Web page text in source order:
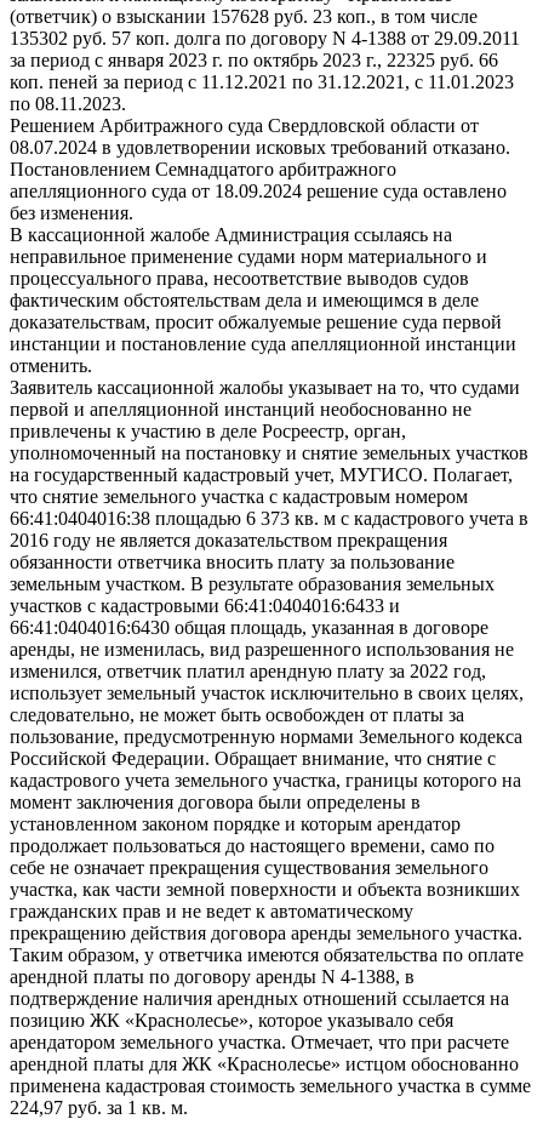
(ответчик) о взыскании 157628 руб. 23 коп., в том числе
135302 руб. 57 коп. долга по договору N 4-1388 от 29.09.2011
за период с января 2023 г. по октябрь 2023 г., 22325 руб. 66
коп. пеней за период с 11.12.2021 по 31.12.2021, с 11.01.2023
по 08.11.2023.
Решением Арбитражного суда Свердловской области от
08.07.2024 в удовлетворении исковых требований отказано.
Постановлением Семнадцатого арбитражного
апелляционного суда от 18.09.2024 решение суда оставлено
без изменения.
В кассационной жалобе Администрация ссылаясь на
неправильное применение судами норм материального и
процессуального права, несоответствие выводов судов
фактическим обстоятельствам дела и имеющимся в деле
доказательствам, просит обжалуемые решение суда первой
инстанции и постановление суда апелляционной инстанции
отменить.
Заявитель кассационной жалобы указывает на то, что судами
первой и апелляционной инстанций необоснованно не
привлечены к участию в деле Росреестр, орган,
уполномоченный на постановку и снятие земельных участков
на государственный кадастровый учет, МУГИСО. Полагает,
что снятие земельного участка с кадастровым номером
66:41:0404016:38 площадью 6 373 кв. м с кадастрового учета в
2016 году не является доказательством прекращения
обязанности ответчика вносить плату за пользование
земельным участком. В результате образования земельных
участков с кадастровыми 66:41:0404016:6433 и
66:41:0404016:6430 общая площадь, указанная в договоре
аренды, не изменилась, вид разрешенного использования не
изменился, ответчик платил арендную плату за 2022 год,
использует земельный участок исключительно в своих целях,
следовательно, не может быть освобожден от платы за
пользование, предусмотренную нормами Земельного кодекса
Российской Федерации. Обращает внимание, что снятие с
кадастрового учета земельного участка, границы которого на
момент заключения договора были определены в
установленном законом порядке и которым арендатор
продолжает пользоваться до настоящего времени, само по
себе не означает прекращения существования земельного
участка, как части земной поверхности и объекта возникших
гражданских прав и не ведет к автоматическому
прекращению действия договора аренды земельного участка.
Таким образом, у ответчика имеются обязательства по оплате
арендной платы по договору аренды N 4-1388, в
подтверждение наличия арендных отношений ссылается на
позицию ЖК «Краснолесье», которое указывало себя
арендатором земельного участка. Отмечает, что при расчете
арендной платы для ЖК «Краснолесье» истцом обоснованно
применена кадастровая стоимость земельного участка в сумме
224,97 руб. за 1 кв. м.